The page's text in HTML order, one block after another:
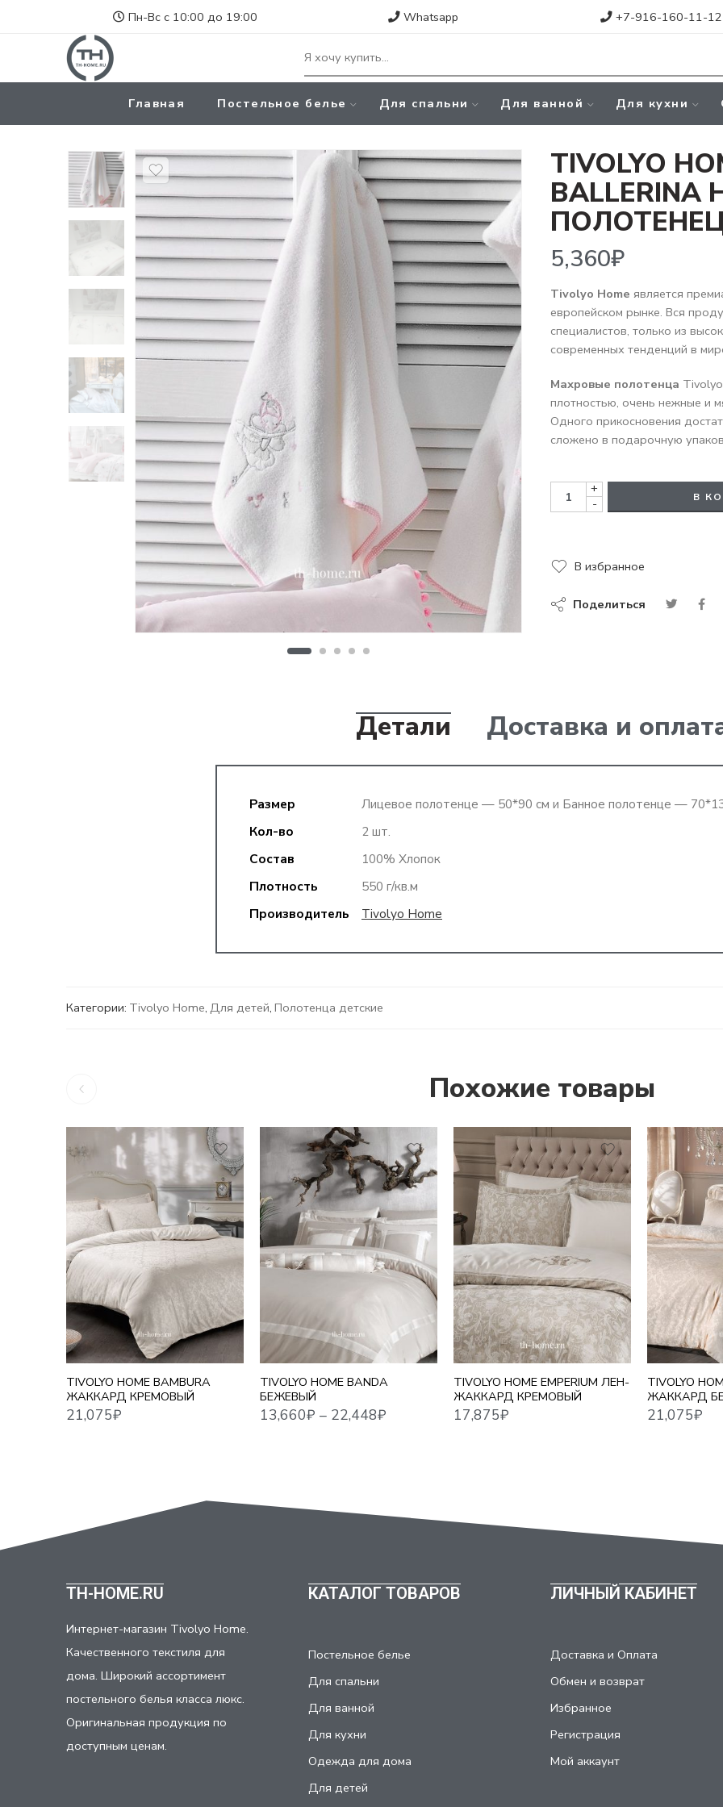
Пн-Вс с 10:00 до 19:00 Whatsapp +7-916-160-11-12
Главная Постельное белье Для спальни Для ванной Для кухни
TIVOLYO
5,360₽
Tivolyo Home является
европейском рынке. Вся
специалистов, только из
современных тенденций в
Махровые полотенца
плотностью, очень нежные и
Одного прикосновения
сложено в подарочную
+
-
В
В избранное
Поделиться
Детали Доставка и
Размер
Лицевое полотенце — 50*90 см и Банное полотенце —
Кол-во
2 шт.
Состав
100% Хлопок
Плотность
550 г/кв.м
Производитель
Tivolyo Home
Категории: Tivolyo Home, Для детей, Полотенца детские
Похожие товары
TIVOLYO HOME BAMBURA
ЖАККАРД КРЕМОВЫЙ
21,075 ₽
TIVOLYO HOME BANDA
БЕЖЕВЫЙ
1,5 СПАЛЬНЫЙ
ЕВРО MAXI
СЕМЕЙНЫЙ
TIVOLYO HOME EMPERIUM ЛЕН-
ЖАККАРД КРЕМОВЫЙ
17,875₽
TIVOLYO
ЖАККАРД
21,075₽
TH-HOME.RU
Интернет-магазин Tivolyo Home.
Качественного текстиля для
дома. Широкий ассортимент
постельного белья класса люкс.
Оригинальная продукция по
доступным ценам.
КАТАЛОГ ТОВАРОВ
Постельное белье
Для спальни
Для ванной
Для кухни
Одежда для дома
Для детей
ЛИЧНЫЙ КАБИНЕТ
Доставка и Оплата
Обмен и возврат
Избранное
Регистрация
Мой аккаунт